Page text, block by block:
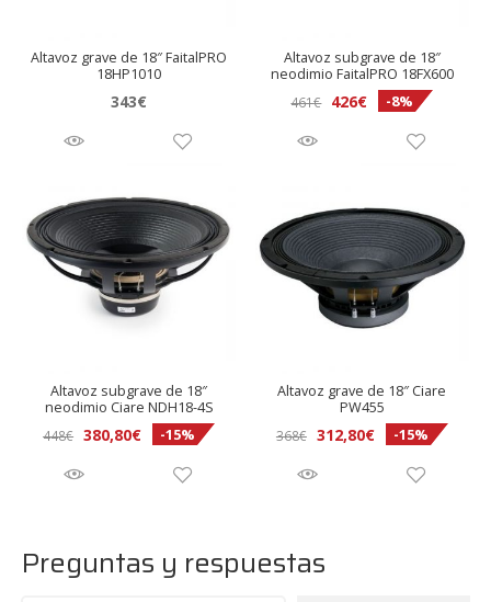
Altavoz grave de 18″ FaitalPRO
18HP1010
343€
Altavoz subgrave de 18″
neodimio FaitalPRO 18FX600
461€ El
426€El
actual
-8%
Altavoz subgrave de 18″
neodimio Ciare NDH18-4S
448€ 380,80€ -15%
Altavoz grave de 18″ Ciare
PW455
368€ 312,80€ -15%
Preguntas y respuestas